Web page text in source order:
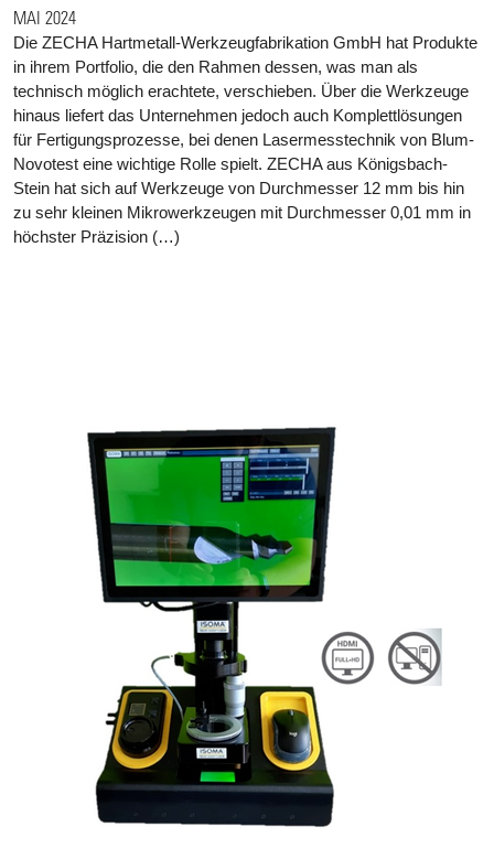
MAI 2024
Die ZECHA Hartmetall-Werkzeugfabrikation GmbH hat Produkte
in ihrem Portfolio, die den Rahmen dessen, was man als
technisch möglich erachtete, verschieben. Über die Werkzeuge
hinaus liefert das Unternehmen jedoch auch Komplettlösungen
für Fertigungsprozesse, bei denen Lasermesstechnik von Blum-
Novotest eine wichtige Rolle spielt. ZECHA aus Königsbach-
Stein hat sich auf Werkzeuge von Durchmesser 12 mm bis hin
zu sehr kleinen Mikrowerkzeugen mit Durchmesser 0,01 mm in
höchster Präzision (…)